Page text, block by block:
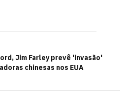
Jim Farley prevê 'invasão'
chinesas nos EUA